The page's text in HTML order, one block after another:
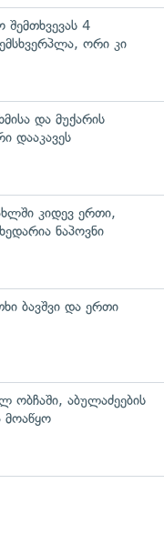
შემთხვევას 4
ორი კი
და მუქარის
დააკავეს
კიდევ ერთი,
ნაპოვნი
ბავშვი და ერთი
ობჩაში, აბულაძეების
მოაწყო